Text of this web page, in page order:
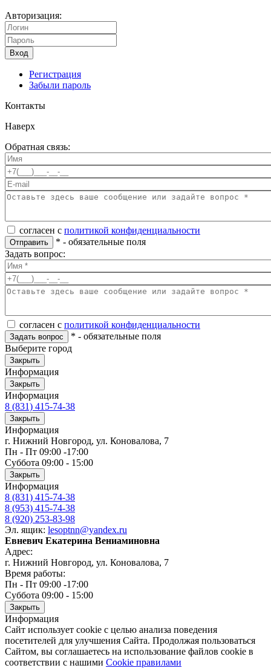
Авторизация:
Вход
Регистрация
Забыли пароль
Контакты
Наверх
Обратная связь:
согласен с политикой конфиденциальности
Отправить * - обязательные поля
Задать вопрос:
согласен с политикой конфиденциальности
Задать вопрос * - обязательные поля
Выберите город
Закрыть
Информация
Закрыть
Информация
8 (831) 415-74-38
Закрыть
Информация
г. Нижний Новгород, ул. Коновалова, 7
Пн - Пт 09:00 -17:00
Суббота 09:00 - 15:00
Закрыть
Информация
8 (831) 415-74-38
8 (953) 415-74-38
8 (920) 253-83-98
Эл. ящик: lesoptnn@yandex.ru
Евневич Екатерина Вениаминовна
Адрес:
г. Нижний Новгород, ул. Коновалова, 7
Время работы:
Пн - Пт 09:00 -17:00
Суббота 09:00 - 15:00
Закрыть
Информация
Сайт использует cookie с целью анализа поведения
посетителей для улучшения Сайта. Продолжая пользоваться
Сайтом, вы соглашаетесь на использование файлов cookie в
соответствии с нашими Cookiе правилами